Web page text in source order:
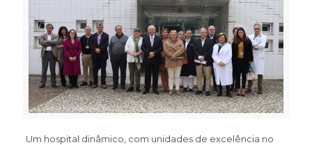
Um hospital dinâmico, com unidades de excelência no